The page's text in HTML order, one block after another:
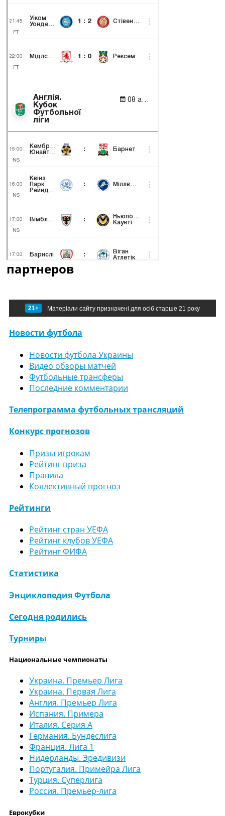
партнеров
21+ Матеріали сайту призначені для осіб старше 21 року
Новости футбола
Новости футбола Украины
Видео обзоры матчей
Футбольные трансферы
Последние комментарии
Телепрограмма футбольных трансляций
Конкурс прогнозов
Призы игрокам
Рейтинг приза
Правила
Коллективный прогноз
Рейтинги
Рейтинг стран УЕФА
Рейтинг клубов УЕФА
Рейтинг ФИФА
Статистика
Энциклопедия Футбола
Сегодня родились
Турниры
Национальные чемпионаты
Украина. Премьер Лига
Украина. Первая Лига
Англия. Премьер Лига
Испания. Примера
Италия. Серия А
Германия. Бундеслига
Франция. Лига 1
Нидерланды. Эредивизи
Португалия. Примейра Лига
Турция. Суперлига
Россия. Премьер-лига
Еврокубки